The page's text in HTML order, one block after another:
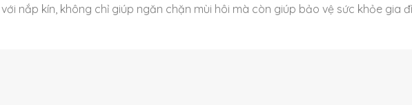
nắp kín, không chỉ giúp ngăn chặn mùi hôi mà còn giúp bảo vệ sức khỏe gia